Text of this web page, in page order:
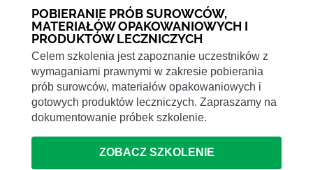
POBIERANIE PRÓB SUROWCÓW,
MATERIAŁÓW OPAKOWANIOWYCH I
PRODUKTÓW LECZNICZYCH
Celem szkolenia jest zapoznanie uczestników z
wymaganiami prawnymi w zakresie pobierania
prób surowców, materiałów opakowaniowych i
gotowych produktów leczniczych. Zapraszamy na
dokumentowanie próbek szkolenie.
ZOBACZ SZKOLENIE